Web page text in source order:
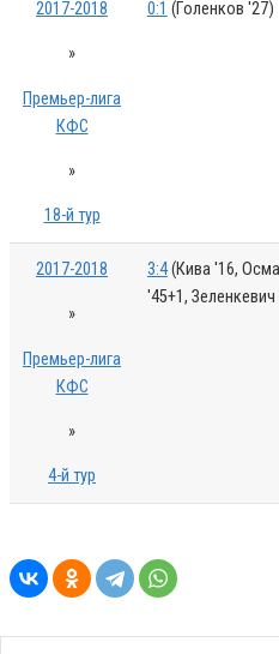
2017-2018
»
Премьер-лига
КФС
»
18-й тур
0:1 (Голенков '27)
2017-2018
»
Премьер-лига
КФС
»
4-й тур
3:4(Кива '16,
'45+1,